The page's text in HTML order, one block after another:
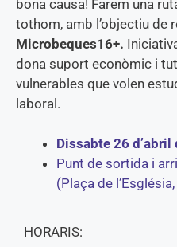
bona causa! Farem una
tothom, amb l’objectiu de
Microbeques16+.
dona suport econòmic i
vulnerables que volen
laboral.
Dissabte 26 d’abril
Punt de sortida i
(Plaça de
HORARIS: